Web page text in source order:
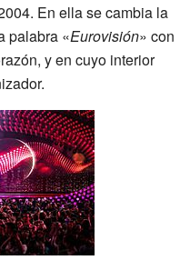
En ella se cambia la
palabra «Eurovisión» con
y en cuyo interior